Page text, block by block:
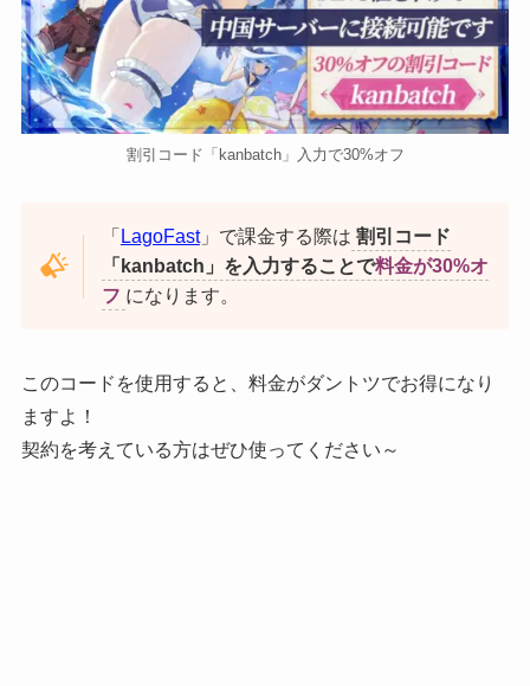
割引コード「kanbatch」入力で30%オフ
「 LagoFast」で課金する際は 割引コード
「kanbatch」を入力することで料金が30%オ
フ になります。
このコードを使用すると、料金がダントツでお得になり
ますよ！
契約を考えている方はぜひ使ってください～